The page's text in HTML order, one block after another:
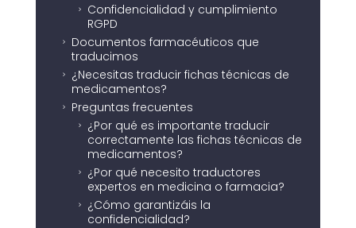
5
Confidencialidad y cumplimiento
RGPD
5
Documentos farmacéuticos que
traducimos
5
¿Necesitas traducir fichas técnicas de
medicamentos?
5 Preguntas frecuentes
5
¿Por qué es importante traducir
correctamente las fichas técnicas de
medicamentos?
5
¿Por qué necesito traductores
expertos en medicina o farmacia?
5
¿Cómo garantizáis la
confidencialidad?